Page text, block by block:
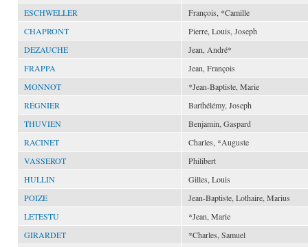
ESCHWELLER
François, *Camille
CHAPRONT
Pierre, Louis, Joseph
DEZAUCHE
Jean, André*
FRAPPA
Jean, François
MONNOT
*Jean-Baptiste, Marie
RÉGNIER
Barthélémy, Joseph
THUVIEN
Benjamin, Gaspard
RACINET
Charles, *Auguste
VASSEROT
Philibert
HULLIN
Gilles, Louis
POIZE
Jean-Baptiste, Lothaire, Marius
LETESTU
*Jean, Marie
GIRARDET
*Charles, Samuel